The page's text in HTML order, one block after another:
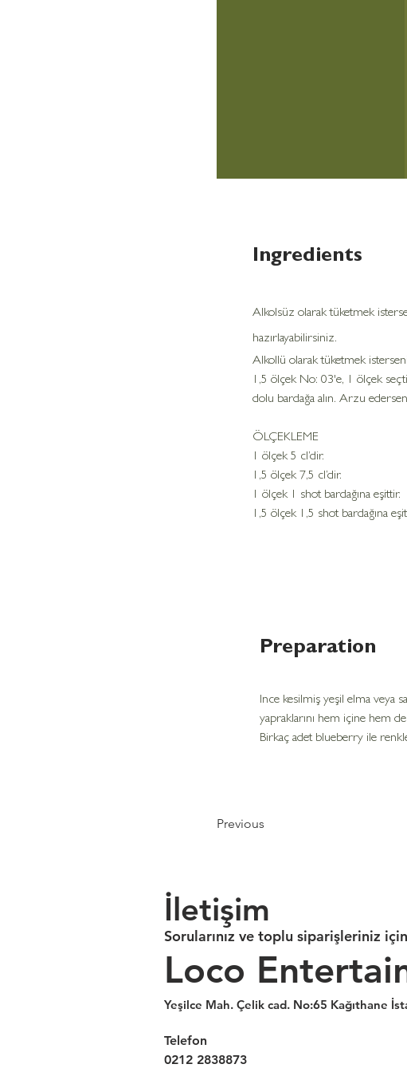
Ingredients
Alkolsüz olarak tüketmek
hazırlayabilirsiniz.
Alkollü olarak tüketmek
1,5 ölçek No: 03'e, 1 ölçek
dolu bardağa alın. Arzu
ÖLÇEKLEME
1 ölçek 5 cl’dir.
1,5 ölçek 7,5 cl’dir.
1 ölçek 1 shot bardağına eşittir.
1,5 ölçek 1,5 shot bardağına
Preparation
Ince kesilmiş yeşil elma veya
yapraklarını hem içine hem
Birkaç adet blueberry ile
Previous
İletişim
Sorularınız ve toplu siparişleriniz
Loco
Yeşilce Mah. Çelik cad. No:65 Kağıthane
Telefon
0212 2838873